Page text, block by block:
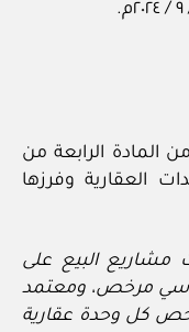
تعديل الفقرة (١ / د) من المادة الرابعة من
العقارية وفرزها
البيع على
مرخص، ومعتمد
كل وحدة عقارية